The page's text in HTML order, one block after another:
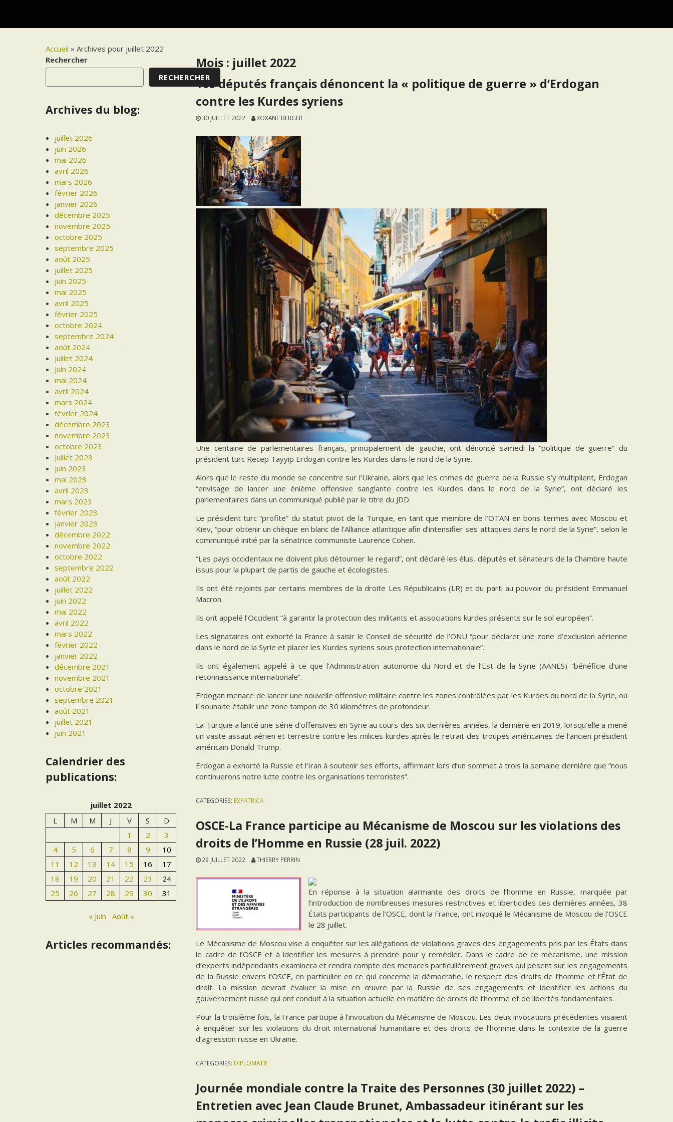
Accueil »Archives pour juillet 2022
Mois : juillet 2022
100 députés français dénoncent la « politique de guerre » d’Erdogan
contre les Kurdes syriens
30 JUILLET 2022 ROXANE BERGER
Une centaine de parlementaires français, principalement de gauche, ont dénoncé samedi la “politique de guerre” du
président turc Recep Tayyip Erdogan contre les Kurdes dans le nord de la Syrie.
Alors que le reste du monde se concentre sur l’Ukraine, alors que les crimes de guerre de la Russie s’y multiplient, Erdogan
“envisage de lancer une énième offensive sanglante contre les Kurdes dans le nord de la Syrie”, ont déclaré les
parlementaires dans un communiqué publié par le titre du JDD.
Le président turc “profite” du statut pivot de la Turquie, en tant que membre de l’OTAN en bons termes avec Moscou et
Kiev, “pour obtenir un chèque en blanc de l’Alliance atlantique afin d’intensifier ses attaques dans le nord de la Syrie”, selon le
communiqué initié par la sénatrice communiste Laurence Cohen.
“Les pays occidentaux ne doivent plus détourner le regard”, ont déclaré les élus, députés et sénateurs de la Chambre haute
issus pour la plupart de partis de gauche et écologistes.
Ils ont été rejoints par certains membres de la droite Les Républicains (LR) et du parti au pouvoir du président Emmanuel
Macron.
Ils ont appelé l’Occident “à garantir la protection des militants et associations kurdes présents sur le sol européen”.
Les signataires ont exhorté la France à saisir le Conseil de sécurité de l’ONU “pour déclarer une zone d’exclusion aérienne
dans le nord de la Syrie et placer les Kurdes syriens sous protection internationale”.
Ils ont également appelé à ce que l’Administration autonome du Nord et de l’Est de la Syrie (AANES) “bénéficie d’une
reconnaissance internationale”.
Erdogan menace de lancer une nouvelle offensive militaire contre les zones contrôlées par les Kurdes du nord de la Syrie, où
il souhaite établir une zone tampon de 30 kilomètres de profondeur.
La Turquie a lancé une série d’offensives en Syrie au cours des six dernières années, la dernière en 2019, lorsqu’elle a mené
un vaste assaut aérien et terrestre contre les milices kurdes après le retrait des troupes américaines de l’ancien président
américain Donald Trump.
Erdogan a exhorté la Russie et l’Iran à soutenir ses efforts, affirmant lors d’un sommet à trois la semaine dernière que “nous
continuerons notre lutte contre les organisations terroristes”.
CATEGORIES: EXPATRICA
OSCE-La France participe au Mécanisme de Moscou sur les violations des
droits de l’Homme en Russie (28 juil. 2022)
29 JUILLET 2022 THIERRY PERRIN
En réponse à la situation alarmante des droits de l’homme en Russie, marquée par
l’introduction de nombreuses mesures restrictives et liberticides ces dernières années, 38
États participants de l’OSCE, dont la France, ont invoqué le Mécanisme de Moscou de l’OSCE
le 28 juillet.
Le Mécanisme de Moscou vise à enquêter sur les allégations de violations graves des engagements pris par les États dans
le cadre de l’OSCE et à identifier les mesures à prendre pour y remédier. Dans le cadre de ce mécanisme, une mission
d’experts indépendants examinera et rendra compte des menaces particulièrement graves qui pèsent sur les engagements
de la Russie envers l’OSCE, en particulier en ce qui concerne la démocratie, le respect des droits de l’homme et l’État de
droit. La mission devrait évaluer la mise en œuvre par la Russie de ses engagements et identifier les actions du
gouvernement russe qui ont conduit à la situation actuelle en matière de droits de l’homme et de libertés fondamentales.
Pour la troisième fois, la France participe à l’invocation du Mécanisme de Moscou. Les deux invocations précédentes visaient
à enquêter sur les violations du droit international humanitaire et des droits de l’homme dans le contexte de la guerre
d’agression russe en Ukraine.
CATEGORIES: DIPLOMATIE
Journée mondiale contre la Traite des Personnes (30 juillet 2022) –
Entretien avec Jean Claude Brunet, Ambassadeur itinérant sur les
Rechercher
RECHERCHER
Archives du blog:
juillet 2026
juin 2026
mai 2026
avril 2026
mars 2026
février 2026
janvier 2026
décembre 2025
novembre 2025
octobre 2025
septembre 2025
août 2025
juillet 2025
juin 2025
mai 2025
avril 2025
février 2025
octobre 2024
septembre 2024
août 2024
juillet 2024
juin 2024
mai 2024
avril 2024
mars 2024
février 2024
décembre 2023
novembre 2023
octobre 2023
juillet 2023
juin 2023
mai 2023
avril 2023
mars 2023
février 2023
janvier 2023
décembre 2022
novembre 2022
octobre 2022
septembre 2022
août 2022
juillet 2022
juin 2022
mai 2022
avril 2022
mars 2022
février 2022
janvier 2022
décembre 2021
novembre 2021
octobre 2021
septembre 2021
août 2021
juillet 2021
juin 2021
Calendrier des
publications:
juillet 2022
L
M M J V S
D
1
2
3
4
5 6 7 8 9
10
11
12 13 14 15 16
17
18
19 20 21 22 23
24
25
26 27 28 29 30 31
« Juin Août »
Articles recommandés: